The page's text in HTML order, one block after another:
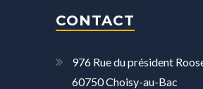
CONTACT
976 Rue du président
60750 Choisy-au-Bac